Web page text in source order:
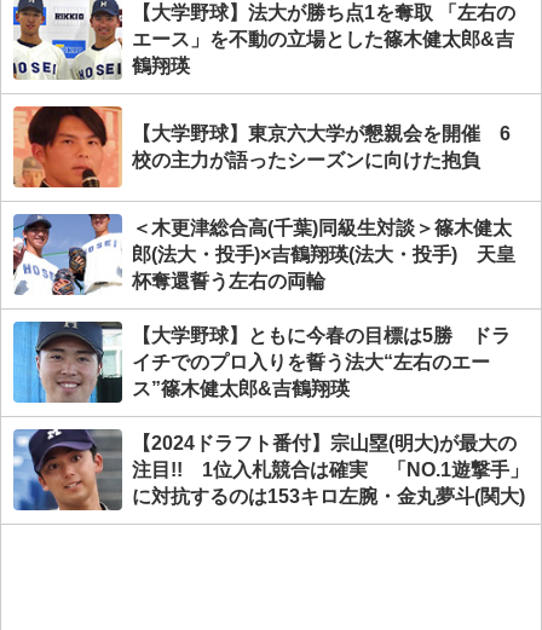
【大学野球】法大が勝ち点1を奪取 「左右の
エース」を不動の立場とした篠木健太郎&吉
鶴翔瑛
【大学野球】東京六大学が懇親会を開催 6
校の主力が語ったシーズンに向けた抱負
＜木更津総合高(千葉)同級生対談＞篠木健太
郎(法大・投手)×吉鶴翔瑛(法大・投手) 天皇
杯奪還誓う左右の両輪
【大学野球】ともに今春の目標は5勝 ドラ
イチでのプロ入りを誓う法大“左右のエー
ス”篠木健太郎&吉鶴翔瑛
【2024ドラフト番付】宗山塁(明大)が最大の
注目!! 1位入札競合は確実 「NO.1遊撃手」
に対抗するのは153キロ左腕・金丸夢斗(関大)